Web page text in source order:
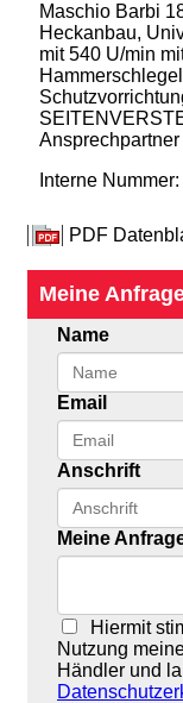
Maschio Barbi
Heckanbau,
mit 540 U/min
Interne
PDF
Meine
Name
Email
Anschrift
Meine
Hiermit
Nutzung
Händler und